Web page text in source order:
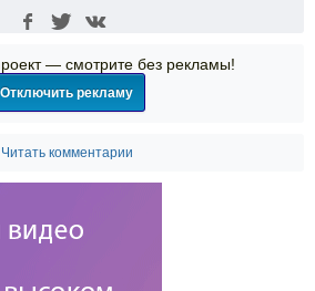
— смотрите без рекламы!
Отключить рекламу
Читать комментарии